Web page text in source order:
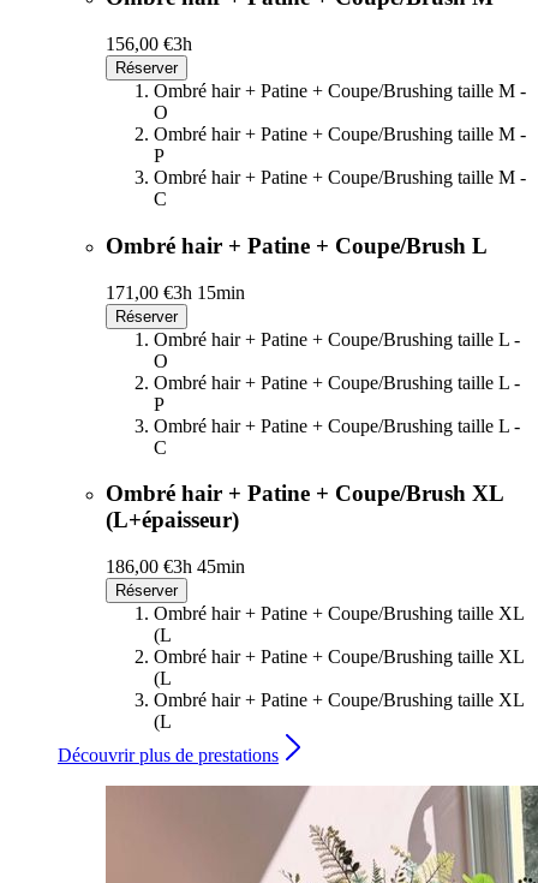
156,00 €3h
Réserver
Ombré hair + Patine + Coupe/Brushing taille M -
O
Ombré hair + Patine + Coupe/Brushing taille M -
P
Ombré hair + Patine + Coupe/Brushing taille M -
C
Ombré hair + Patine + Coupe/Brush L
171,00 €3h 15min
Réserver
Ombré hair + Patine + Coupe/Brushing taille L -
O
Ombré hair + Patine + Coupe/Brushing taille L -
P
Ombré hair + Patine + Coupe/Brushing taille L -
C
Ombré hair + Patine + Coupe/Brush XL
(L+épaisseur)
186,00 €3h 45min
Réserver
Ombré hair + Patine + Coupe/Brushing taille XL
(L
Ombré hair + Patine + Coupe/Brushing taille XL
(L
Ombré hair + Patine + Coupe/Brushing taille XL
(L
Découvrir plus de prestations